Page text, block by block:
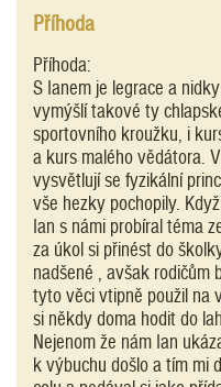
Příhoda
Příhoda:
S Ianem je legrace a
vymýšlí takové ty
sportovního kroužku, i
a kurs malého vědátora.
vysvětlují se fyzikální
vše hezky pochopily. Když
Ian s námi probíral téma
za úkol si přinést do
nadšené , avšak rodičům
tyto věci vtipně použil na
si někdy doma hodit do
Nejenom že nám Ian
k výbuchu došlo a tím mi